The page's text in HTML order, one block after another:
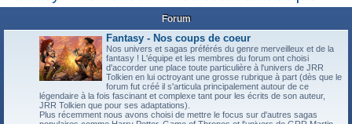
Forum
Fantasy - Nos coups de coeur
Nos univers et sagas préférés du genre merveilleux et de la
fantasy ! L'équipe et les membres du forum ont choisi
d'accorder une place toute particulière à l'univers de JRR
Tolkien en lui octroyant une grosse rubrique à part (dès que le
forum fut créé il s'articula principalement autour de ce
légendaire à la fois fascinant et complexe tant pour les écrits de son auteur,
JRR Tolkien que pour ses adaptations).
Plus récemment nous avons choisi de mettre le focus sur d'autres sagas